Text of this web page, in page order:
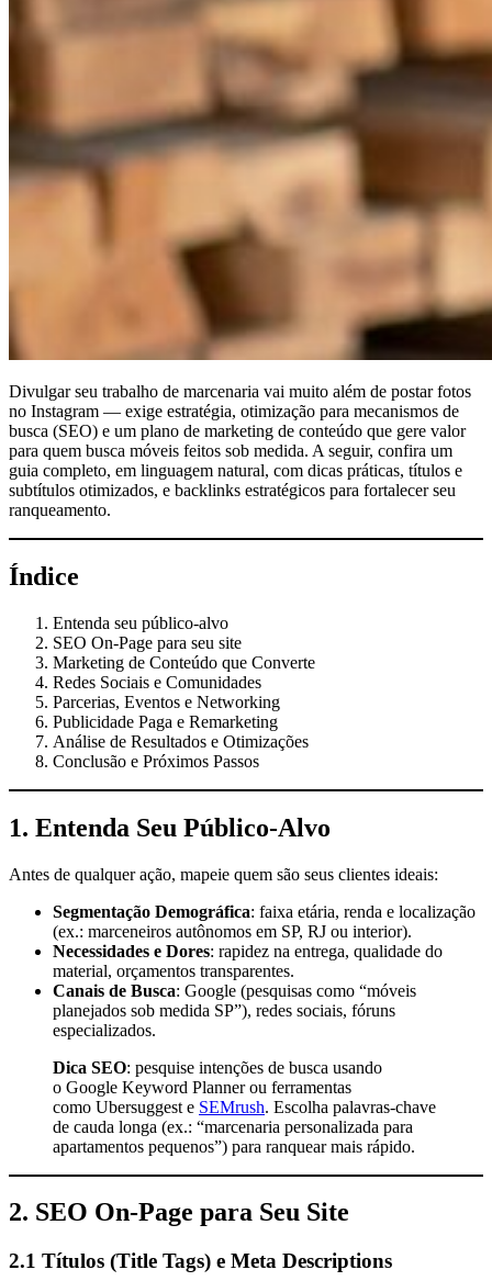
Divulgar seu trabalho de marcenaria vai muito além de postar fotos
no Instagram — exige estratégia, otimização para mecanismos de
busca (SEO) e um plano de marketing de conteúdo que gere valor
para quem busca móveis feitos sob medida. A seguir, confira um
guia completo, em linguagem natural, com dicas práticas, títulos e
subtítulos otimizados, e backlinks estratégicos para fortalecer seu
ranqueamento.
Índice
Entenda seu público-alvo
SEO On-Page para seu site
Marketing de Conteúdo que Converte
Redes Sociais e Comunidades
Parcerias, Eventos e Networking
Publicidade Paga e Remarketing
Análise de Resultados e Otimizações
Conclusão e Próximos Passos
1. Entenda Seu Público-Alvo
Antes de qualquer ação, mapeie quem são seus clientes ideais:
Segmentação Demográfica: faixa etária, renda e localização
(ex.: marceneiros autônomos em SP, RJ ou interior).
Necessidades e Dores: rapidez na entrega, qualidade do
material, orçamentos transparentes.
Canais de Busca: Google (pesquisas como “móveis
planejados sob medida SP”), redes sociais, fóruns
especializados.
Dica SEO: pesquise intenções de busca usando
o Google Keyword Plannerou ferramentas
como Ubersuggest e SEMrush. Escolha palavras-chave
de cauda longa (ex.: “marcenaria personalizada para
apartamentos pequenos”) para ranquear mais rápido.
2. SEO On-Page para Seu Site
2.1 Títulos (Title Tags) e Meta Descriptions